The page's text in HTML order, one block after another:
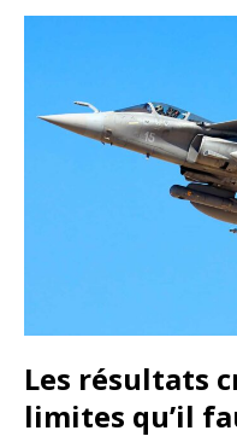
Les résultats
limites qu’il